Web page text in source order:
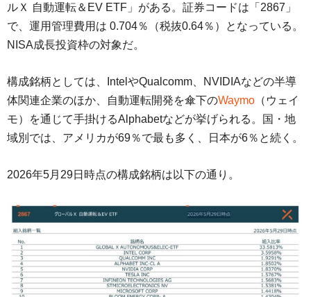
ルＸ 自動運転＆EV ETF」がある。証券コードは「2867」
で、運用管理費用は 0.704％（税抜0.64％）となっている。
NISA成長投資枠の対象だ。
構成銘柄としては、IntelやQualcomm、NVIDIAなどの半導
体関連企業のほか、自動運転開発を傘下のWaymo （ウェイ
モ）を通じて手掛けるAlphabetなどが挙げられる。国・地
域別では、アメリカが69％で最も多く、日本が6％と続く。
2026年5月29日時点の構成銘柄は以下の通り。